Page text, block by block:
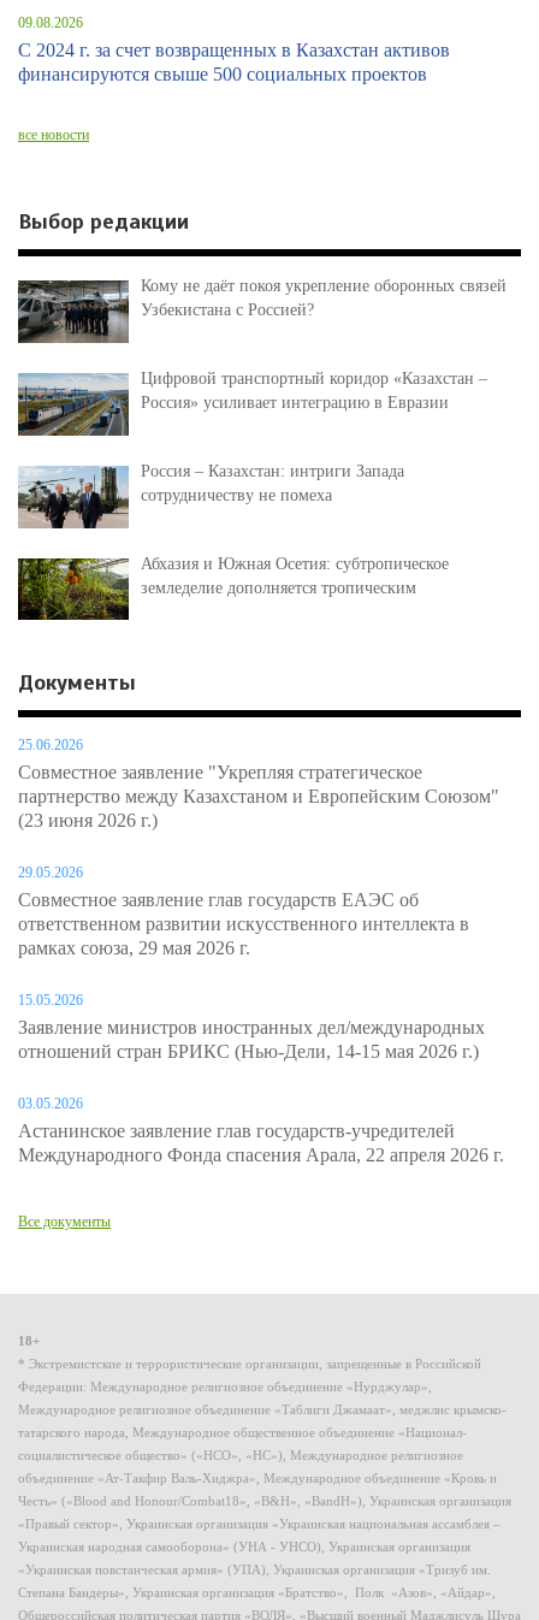
09.08.2026
С 2024 г. за счет возвращенных в Казахстан активов
финансируются свыше 500 социальных проектов
все новости
Выбор редакции
Кому не даёт покоя укрепление оборонных связей
Узбекистана с Россией?
Цифровой транспортный коридор «Казахстан –
Россия» усиливает интеграцию в Евразии
Россия – Казахстан: интриги Запада
сотрудничеству не помеха
Абхазия и Южная Осетия: субтропическое
земледелие дополняется тропическим
Документы
25.06.2026
Совместное заявление "Укрепляя стратегическое
партнерство между Казахстаном и Европейским Союзом"
(23 июня 2026 г.)
29.05.2026
Совместное заявление глав государств ЕАЭС об
ответственном развитии искусственного интеллекта в
рамках союза, 29 мая 2026 г.
15.05.2026
Заявление министров иностранных дел/международных
отношений стран БРИКС (Нью-Дели, 14-15 мая 2026 г.)
03.05.2026
Астанинское заявление глав государств-учредителей
Международного Фонда спасения Арала, 22 апреля 2026 г.
Все документы
18+
* Экстремистские и террористические организации, запрещенные в Российской
Федерации: Международное религиозное объединение «Нурджулар»,
Международное религиозное объединение «Таблиги Джамаат», меджлис крымско-
татарского народа, Международное общественное объединение «Национал-
социалистическое общество» («НСО», «НС»), Международное религиозное
объединение «Ат-Такфир Валь-Хиджра», Международное объединение «Кровь и
Честь» («Blood and Honour/Combat18», «B&H», «BandH»), Украинская организация
«Правый сектор», Украинская организация «Украинская национальная ассамблея –
Украинская народная самооборона» (УНА - УНСО), Украинская организация
«Украинская повстанческая армия» (УПА), Украинская организация «Тризуб им.
Степана Бандеры», Украинская организация «Братство», Полк «Азов», «Айдар»,
Общероссийская политическая партия «ВОЛЯ», «Высший военный Маджлисуль Шура